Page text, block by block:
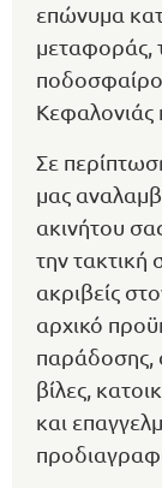
επώνυμα
μεταφοράς,
Κεφαλονιάς
Σε
μας
ακινήτου
την
ακριβείς
αρχικό
παράδοσης,
βίλες,
και